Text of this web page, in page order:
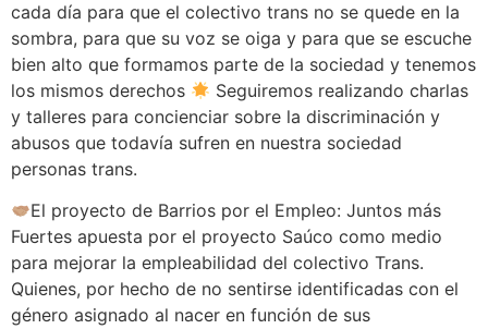
cada día para que el colectivo trans no se quede en la
sombra, para que su voz se oiga y para que se escuche
bien alto que formamos parte de la sociedad y tenemos
los mismos derechos
Seguiremos realizando charlas
y talleres para concienciar sobre la discriminación y
abusos que todavía sufren en nuestra sociedad
personas trans.
El proyecto de Barrios por el Empleo: Juntos más
Fuertes apuesta por el proyecto Saúco como medio
para mejorar la empleabilidad del colectivo Trans.
Quienes, por hecho de no sentirse identificadas con el
género asignado al nacer en función de sus